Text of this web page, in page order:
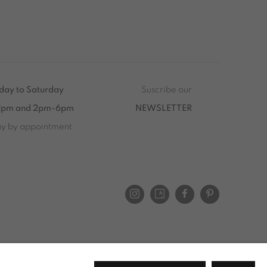
to Saturday
and 2pm-6pm
by appointment
Suscribe our
NEWSLETTER